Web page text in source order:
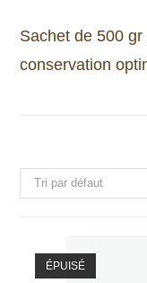
Sachet de 500
conservation
Tri par défaut
ÉPUISÉ